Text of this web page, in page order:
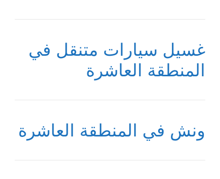
غسيل سيارات متنقل في
المنطقة العاشرة
ونش في المنطقة العاشرة